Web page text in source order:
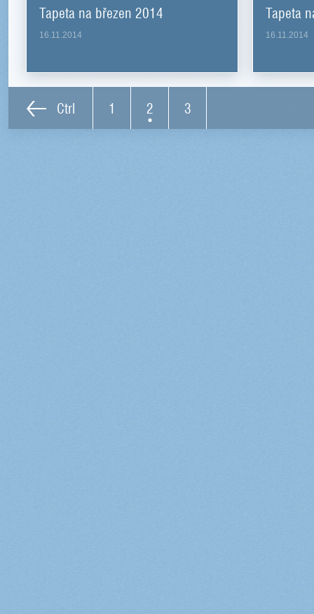
Tapeta na březen 2014
16.11.2014
Tapeta
16.11.2014
Ctrl 1 2 3